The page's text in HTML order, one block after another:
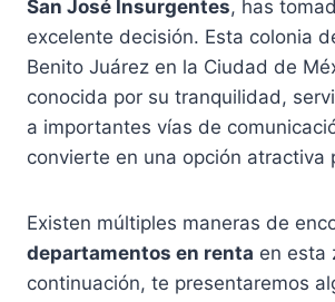
San José Insurgentes, has
excelente decisión. Esta colonia
Benito Juárez en la Ciudad de
conocida por su tranquilidad,
a importantes vías de
convierte en una opción atractiva
Existen múltiples maneras de
departamentos en renta en esta
continuación, te presentaremos